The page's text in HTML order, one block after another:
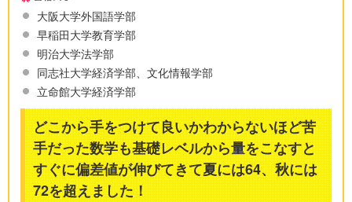
大阪大学外国語学部
早稲田大学教育学部
明治大学法学部
同志社大学経済学部、文化情報学部
立命館大学経済学部
どこから手をつけて良いかわからないほど苦
手だった数学も基礎レベルから量をこなすと
すぐに偏差値が伸びてきて夏には64、秋には
72を超えました！